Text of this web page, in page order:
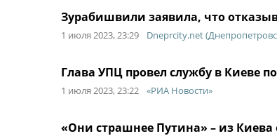
Зурабишвили заявила, что
1 июля 2023, 23:29 Dneprcity.net
Глава УПЦ провел службу в Киеве
1 июля 2023, 23:22 «РИА Новости»
«Они страшнее Путина» – из